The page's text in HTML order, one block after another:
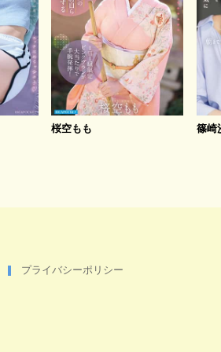
桜空もも 篠崎
プライバシーポリシー